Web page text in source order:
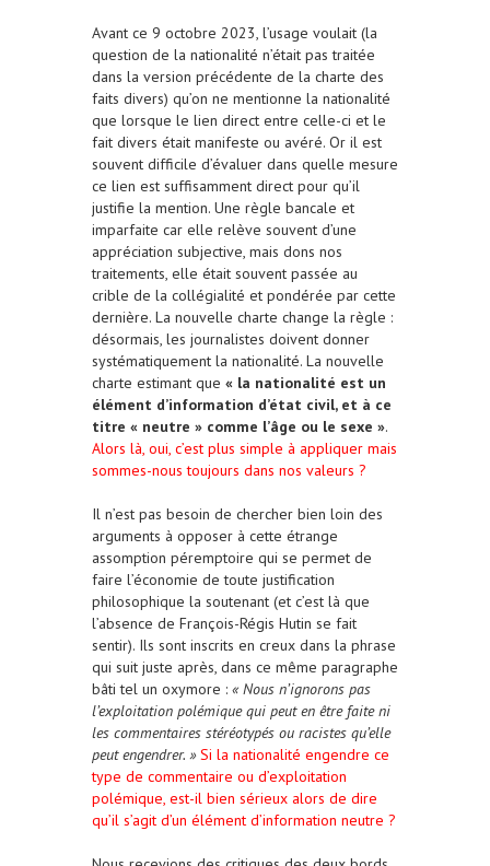
Avant ce 9 octobre 2023, l’usage voulait (la
question de la nationalité n’était pas traitée
dans la version précédente de la charte des
faits divers) qu’on ne mentionne la nationalité
que lorsque le lien direct entre celle-ci et le
fait divers était manifeste ou avéré. Or il est
souvent difficile d’évaluer dans quelle mesure
ce lien est suffisamment direct pour qu’il
justifie la mention. Une règle bancale et
imparfaite car elle relève souvent d’une
appréciation subjective, mais dons nos
traitements, elle était souvent passée au
crible de la collégialité et pondérée par cette
dernière. La nouvelle charte change la règle :
désormais, les journalistes doivent donner
systématiquement la nationalité. La nouvelle
charte estimant que « la nationalité est un
élément d’information d’état civil, et à ce
titre « neutre » comme l’âge ou le sexe ».
Alors là, oui, c’est plus simple à appliquer mais
sommes-nous toujours dans nos valeurs ?
Il n’est pas besoin de chercher bien loin des
arguments à opposer à cette étrange
assomption péremptoire qui se permet de
faire l’économie de toute justification
philosophique la soutenant (et c’est là que
l’absence de François-Régis Hutin se fait
sentir). Ils sont inscrits en creux dans la phrase
qui suit juste après, dans ce même paragraphe
bâti tel un oxymore : « Nous n’ignorons pas
l’exploitation polémique qui peut en être faite ni
les commentaires stéréotypés ou racistes qu’elle
peut engendrer. »Si la nationalité engendre ce
type de commentaire ou d’exploitation
polémique, est-il bien sérieux alors de dire
qu’il s’agit d’un élément d’information neutre ?